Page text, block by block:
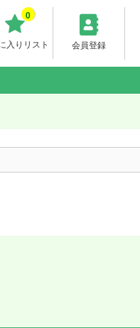
入りリスト
0
会員登録